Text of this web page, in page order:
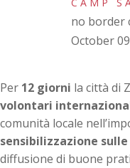
CAMP
no border
October
Per 12 giorni la città di
volontari
comunità locale
sensibilizzazione
diffusione di buone